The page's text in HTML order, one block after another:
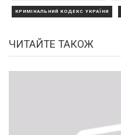
КРИМІНАЛЬНИЙ КОДЕКС УКРАЇНИ
ЧИТАЙТЕ ТАКОЖ